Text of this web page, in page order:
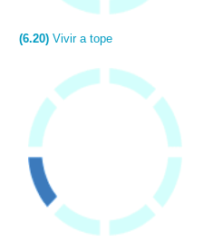
(6.20)Vivir a tope